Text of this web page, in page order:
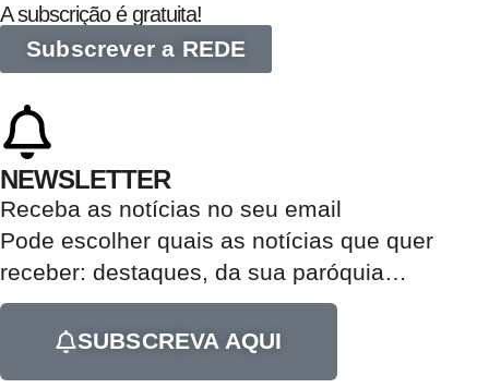
A subscrição é gratuita!
Subscrever a REDE
NEWSLETTER
Receba as notícias no seu email​
Pode escolher quais as notícias que quer
receber: destaques, da sua paróquia…
SUBSCREVA AQUI